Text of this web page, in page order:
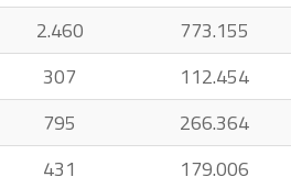
2.460
773.155
307
112.454
795
266.364
431
179.006